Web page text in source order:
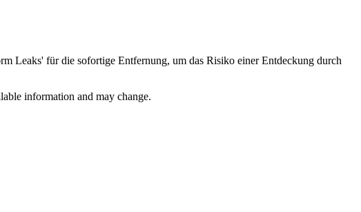
Leaks' für die sofortige Entfernung, um das Risiko einer Entdeckung durch
information and may change.